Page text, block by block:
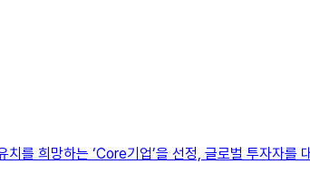
를 희망하는 ‘Core기업’을 선정, 글로벌 투자자를